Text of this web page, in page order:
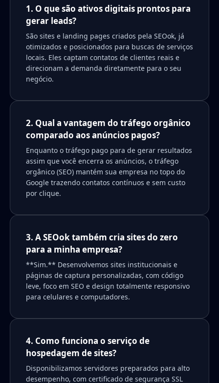
1. O que são ativos digitais prontos para
gerar leads?
São sites e landing pages criados pela SEOok, já
otimizados e posicionados para buscas de serviços
locais. Eles captam contatos de clientes reais e
direcionam a demanda diretamente para o seu
negócio.
2. Qual a vantagem do tráfego orgânico
comparado aos anúncios pagos?
Enquanto o tráfego pago para de gerar resultados
assim que você encerra os anúncios, o tráfego
orgânico (SEO) mantém sua empresa no topo do
Google trazendo contatos contínuos e sem custo
por clique.
3. A SEOok também cria sites do zero
para a minha empresa?
**Sim.** Desenvolvemos sites institucionais e
páginas de captura personalizadas, com código
leve, foco em SEO e design totalmente responsivo
para celulares e computadores.
4. Como funciona o serviço de
hospedagem de sites?
Disponibilizamos servidores preparados para alto
desempenho, com certificado de segurança SSL